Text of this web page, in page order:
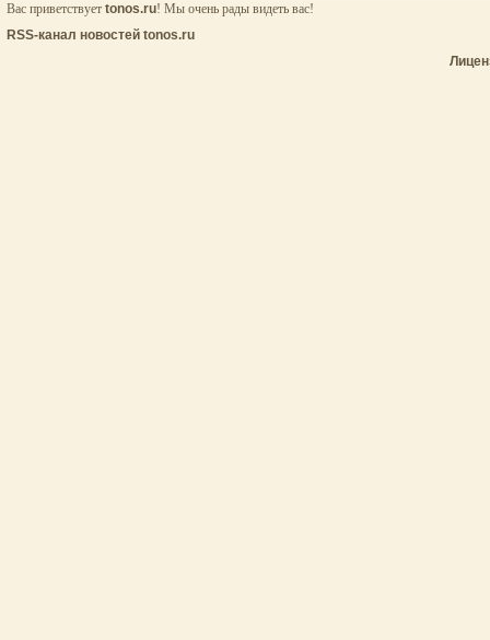
Вас приветствует tonos.ru! Мы очень рады видеть вас!
RSS-канал новостей tonos.ru